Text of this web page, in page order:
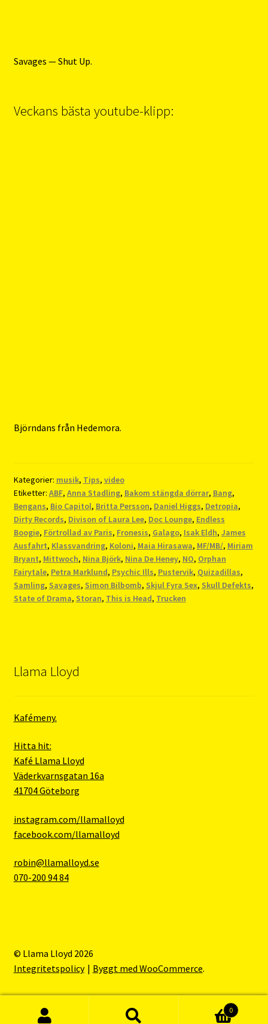
Savages — Shut Up.
Veckans bästa youtube-klipp:
Björndans från Hedemora.
Kategorier: musik, Tips, video
Etiketter: ABF, Anna Stadling, Bakom stängda dörrar, Bang,
Bengans, Bio Capitol, Britta Persson, Daniel Higgs, Detropia,
Dirty Records, Divison of Laura Lee, Doc Lounge, Endless
Boogie, Förtrollad av Paris, Fronesis, Galago, Isak Eldh, James
Ausfahrt, Klassvandring, Koloni, Maia Hirasawa, MF/MB/, Miriam
Bryant, Mittwoch, Nina Björk, Nina De Heney, NO, Orphan
Fairytale, Petra Marklund, Psychic Ills, Pustervik, Quizadillas,
Samling, Savages, Simon Bilbomb, Skjul Fyra Sex, Skull Defekts,
State of Drama, Storan, This is Head, Trucken
Llama Lloyd
Kafémeny.
Hitta hit:
Kafé Llama Lloyd
Väderkvarnsgatan 16a
41704 Göteborg
instagram.com/llamalloyd
facebook.com/llamalloyd
robin@llamalloyd.se
070-200 94 84
© Llama Lloyd 2026
Integritetspolicy
Byggt med WooCommerce.
0